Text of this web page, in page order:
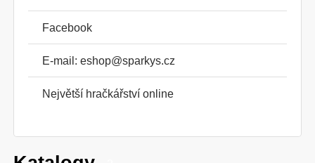
Facebook
E-mail: eshop@sparkys.cz
Největší hračkářství online